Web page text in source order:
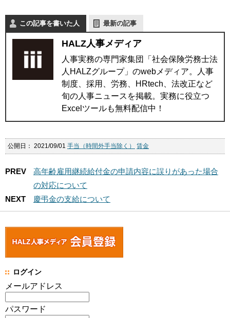
この記事を書いた人 最新の記事
HALZ人事メディア
人事実務の専門家集団「社会保険労務士法
人HALZグループ」のwebメディア。人事
制度、採用、労務、HRtech、法改正など
旬の人事ニュースを掲載。実務に役立つ
Excelツールも無料配信中！
公開日： 2021/09/01 手当（時間外手当除く） 賃金
PREV
高年齢雇用継続給付金の申請内容に誤りがあった場合
の対応について
NEXT
慶弔金の支給について
ログイン
メールアドレス
パスワード